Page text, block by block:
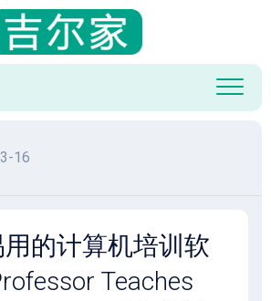
16
的计算机培训软
Teaches